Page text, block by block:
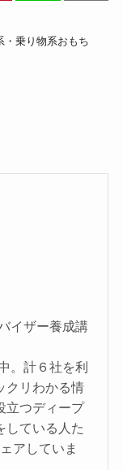
・乗り物系おもち
イザー養成講
。計６社を利
クリわかる情
立つディープ
している人た
アしていま